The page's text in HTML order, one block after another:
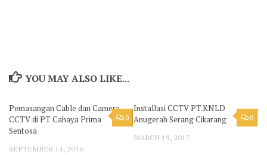
YOU MAY ALSO LIKE...
0
Pemasangan Cable dan Camera
CCTV di PT Cahaya Prima
Sentosa
SEPTEMBER 14, 2016
0
Installasi CCTV PT.KNLD
Anugerah Serang Cikarang
MARCH 19, 2017